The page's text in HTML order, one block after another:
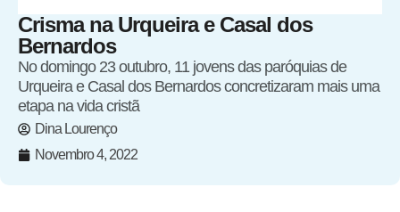
Crisma na Urqueira e Casal dos
Bernardos
No domingo 23 outubro, 11 jovens das paróquias de
Urqueira e Casal dos Bernardos concretizaram mais uma
etapa na vida cristã
Dina Lourenço
Novembro 4, 2022